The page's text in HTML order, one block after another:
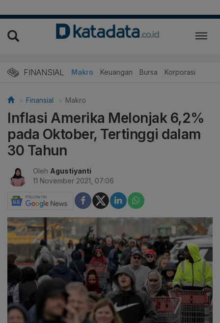
FINANSIAL Makro Keuangan Bursa Korporasi
Finansial Makro
Inflasi Amerika Melonjak 6,2%
pada Oktober, Tertinggi dalam
30 Tahun
Oleh Agustiyanti
11 November 2021, 07:06